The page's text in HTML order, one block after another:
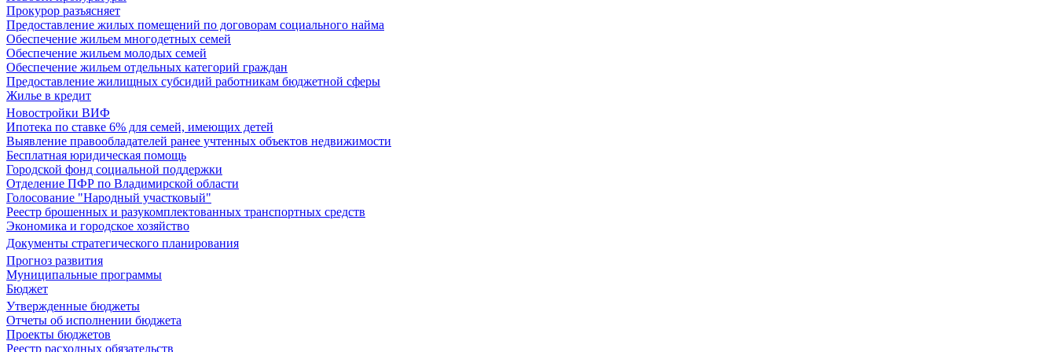
Прокурор разъясняет
Предоставление жилых помещений по договорам социального найма
Обеспечение жильем многодетных семей
Обеспечение жильем молодых семей
Обеспечение жильем отдельных категорий граждан
Предоставление жилищных субсидий работникам бюджетной сферы
Жилье в кредит
Новостройки ВИФ
Ипотека по ставке 6% для семей, имеющих детей
Выявление правообладателей ранее учтенных объектов недвижимости
Бесплатная юридическая помощь
Городской фонд социальной поддержки
Отделение ПФР по Владимирской области
Голосование "Народный участковый"
Реестр брошенных и разукомплектованных транспортных средств
Экономика и городское хозяйство
Документы стратегического планирования
Прогноз развития
Муниципальные программы
Бюджет
Утвержденные бюджеты
Отчеты об исполнении бюджета
Проекты бюджетов
Реестр расходных обязательств